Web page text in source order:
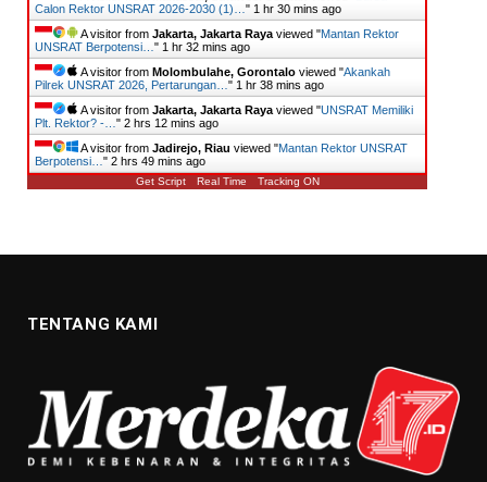
Calon Rektor UNSRAT 2026-2030 (1)… " 1 hr 30 mins ago
A visitor from Jakarta, Jakarta Raya viewed "Mantan Rektor
UNSRAT Berpotensi… " 1 hr 32 mins ago
A visitor from Molombulahe, Gorontalo viewed "Akankah
Pilrek UNSRAT 2026, Pertarungan… " 1 hr 38 mins ago
A visitor from Jakarta, Jakarta Raya viewed "UNSRAT Memiliki
Plt. Rektor? -… " 2 hrs 12 mins ago
A visitor from Jadirejo, Riau viewed "Mantan Rektor UNSRAT
Berpotensi… " 2 hrs 49 mins ago
Get Script Real Time Tracking ON
TENTANG KAMI